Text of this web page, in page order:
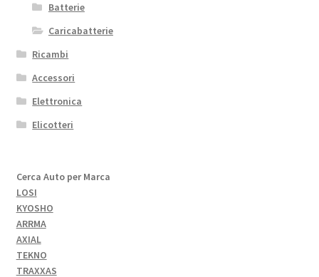
Batterie
Caricabatterie
Ricambi
Accessori
Elettronica
Elicotteri
Cerca Auto per Marca
LOSI
KYOSHO
ARRMA
AXIAL
TEKNO
TRAXXAS